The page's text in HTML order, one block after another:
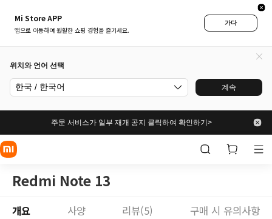
Mi Store APP
앱으로 이동하여 원활한 쇼핑 경험을 즐기세요.
가다
위치와 언어 선택
한국 / 한국어 계속
주문 서비스가 일부 재개 공지 클릭하여 확인하기>
Redmi Note 13
개요 사양 리뷰(5) 구매 시 유의사항